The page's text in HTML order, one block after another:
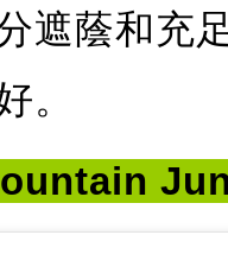
遮蔭和充
。